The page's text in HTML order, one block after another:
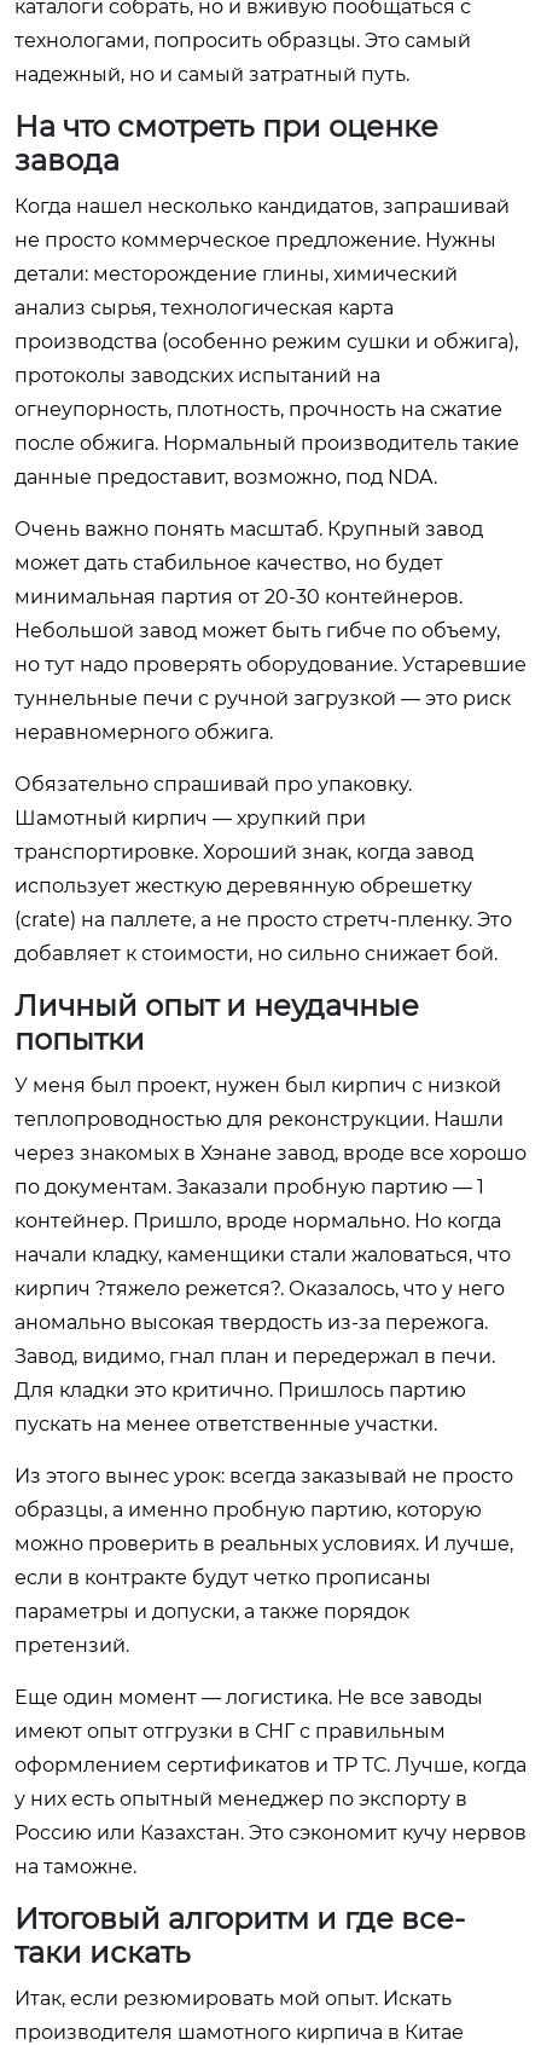
каталоги собрать, но и вживую пообщаться с
технологами, попросить образцы. Это самый
надежный, но и самый затратный путь.
На что смотреть при оценке
завода
Когда нашел несколько кандидатов, запрашивай
не просто коммерческое предложение. Нужны
детали: месторождение глины, химический
анализ сырья, технологическая карта
производства (особенно режим сушки и обжига),
протоколы заводских испытаний на
огнеупорность, плотность, прочность на сжатие
после обжига. Нормальный производитель такие
данные предоставит, возможно, под NDA.
Очень важно понять масштаб. Крупный завод
может дать стабильное качество, но будет
минимальная партия от 20-30 контейнеров.
Небольшой завод может быть гибче по объему,
но тут надо проверять оборудование. Устаревшие
туннельные печи с ручной загрузкой — это риск
неравномерного обжига.
Обязательно спрашивай про упаковку.
Шамотный кирпич — хрупкий при
транспортировке. Хороший знак, когда завод
использует жесткую деревянную обрешетку
(crate) на паллете, а не просто стретч-пленку. Это
добавляет к стоимости, но сильно снижает бой.
Личный опыт и неудачные
попытки
У меня был проект, нужен был кирпич с низкой
теплопроводностью для реконструкции. Нашли
через знакомых в Хэнане завод, вроде все хорошо
по документам. Заказали пробную партию — 1
контейнер. Пришло, вроде нормально. Но когда
начали кладку, каменщики стали жаловаться, что
кирпич ?тяжело режется?. Оказалось, что у него
аномально высокая твердость из-за пережога.
Завод, видимо, гнал план и передержал в печи.
Для кладки это критично. Пришлось партию
пускать на менее ответственные участки.
Из этого вынес урок: всегда заказывай не просто
образцы, а именно пробную партию, которую
можно проверить в реальных условиях. И лучше,
если в контракте будут четко прописаны
параметры и допуски, а также порядок
претензий.
Еще один момент — логистика. Не все заводы
имеют опыт отгрузки в СНГ с правильным
оформлением сертификатов и ТР ТС. Лучше, когда
у них есть опытный менеджер по экспорту в
Россию или Казахстан. Это сэкономит кучу нервов
на таможне.
Итоговый алгоритм и где все-
таки искать
Итак, если резюмировать мой опыт. Искать
производителя шамотного кирпича в Китае